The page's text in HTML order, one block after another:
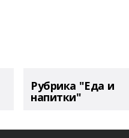
Рубрика "Еда и
напитки"